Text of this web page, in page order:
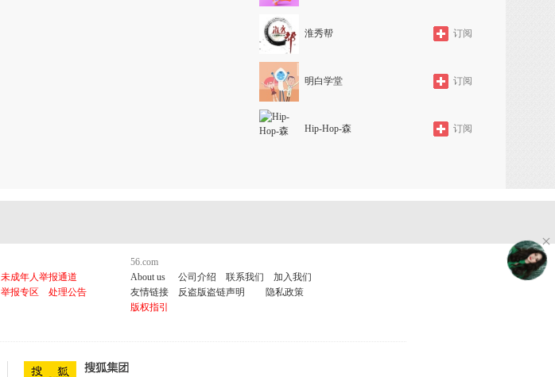
淮秀帮 订阅
明白学堂 订阅
Hip-Hop-森 订阅
未成年人举报通道
举报专区
处理公告
56.com
About us
公司介绍 联系我们
加入我们
友情链接
反盗版盗链声明
隐私政策
版权指引